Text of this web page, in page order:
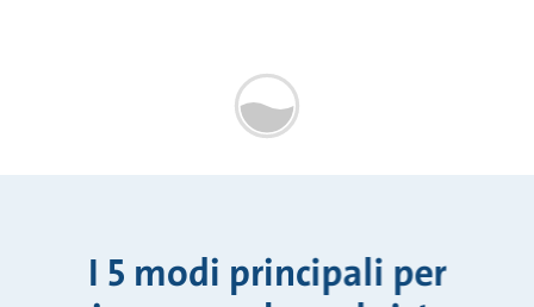
I 5 modi principali per